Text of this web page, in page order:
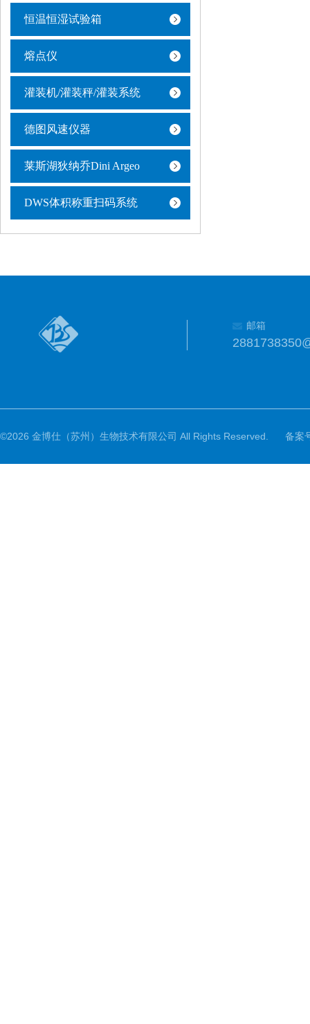
恒温恒湿试验箱
熔点仪
灌装机/灌装秤/灌装系统
德图风速仪器
莱斯湖狄纳乔Dini Argeo
DWS体积称重扫码系统
邮箱
©2026 金博仕（苏州）生物技术有限公司 All Rights Reserved. 备案